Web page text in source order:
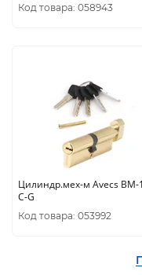
Код товара: 058943
Цилиндр.мех-м Avecs BM-
C-G
Код товара: 053992